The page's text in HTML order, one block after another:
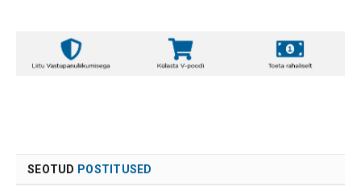
SEOTUD POSTITUSED